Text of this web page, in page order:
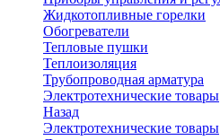
Жидкотопливные горелки
Обогреватели
Тепловые пушки
Теплоизоляция
Трубопроводная арматура
Электротехнические товары
Назад
Электротехнические товары